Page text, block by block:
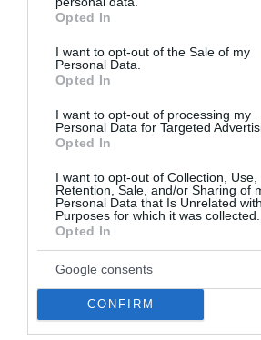
grant or deny consent to Google and its
use your data for below specified
consent section.
Opted In
I want to opt-out of the Sale of my
Personal Data.
Opted In
I want to opt-out of processing my
Personal Data for Targeted
Opted In
I want to opt-out of Collection, Use,
Retention, Sale, and/or Sharing of
Personal Data that Is Unrelated
Purposes for which it was collected.
Opted In
Google consents
CONFIRM
Ζάκυνθος: Οκτώ
βιασμό μέσα σε 20
Ανησυχία έχουν προκαλέσει στη
καταγγελίες τουριστριών για
Μιχάλη Γιαννάκο, η προσέλευση
Νοσοκομείου Ζακύνθου ξεπερν...
19:48 | 06 Αυγούστου 2026 Ελλάδα